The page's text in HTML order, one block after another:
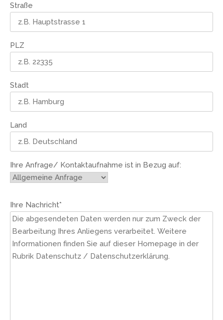
Straße
PLZ
Stadt
Land
Ihre Anfrage/ Kontaktaufnahme ist in Bezug auf:
Ihre Nachricht*